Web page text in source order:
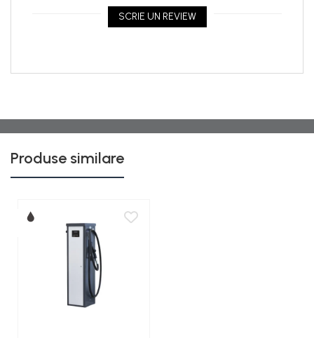
SCRIE UN REVIEW
Produse similare